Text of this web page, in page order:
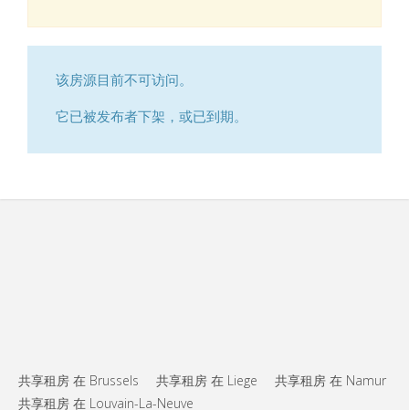
该房源目前不可访问。
它已被发布者下架，或已到期。
共享租房 在 Brussels 共享租房 在 Liege
共享租房 在 Namur
共享租房 在 Louvain-La-Neuve